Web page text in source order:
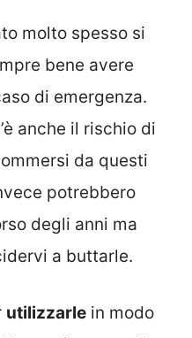
molto spesso si
bene avere
di emergenza.
anche il rischio di
da questi
potrebbero
degli anni ma
a buttarle.
utilizzarle in modo